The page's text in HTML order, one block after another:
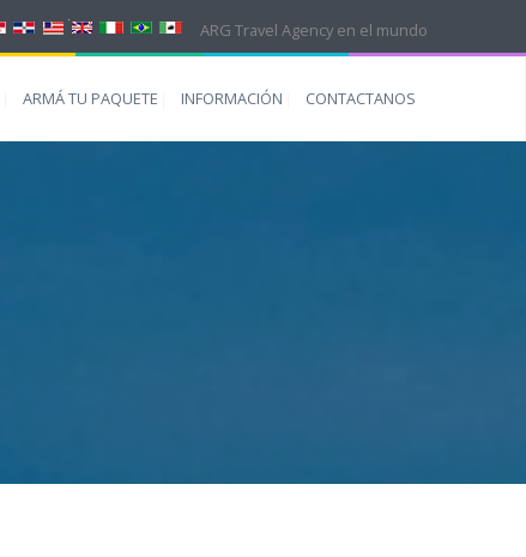
ARG Travel Agency en el mundo
ARMÁ TU PAQUETE INFORMACIÓN CONTACTANOS